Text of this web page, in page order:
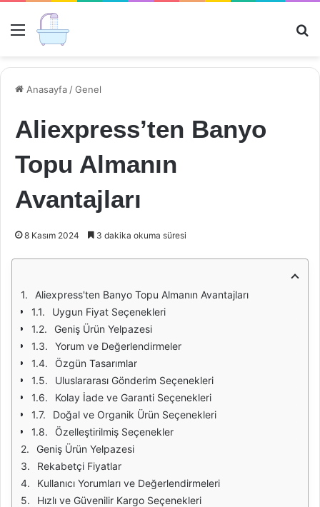
Menü
Anasayfa /Genel
Aliexpress’ten Banyo
Topu Almanın
Avantajları
8 Kasım 2024 3 dakika okuma süresi
Aliexpress'ten Banyo Topu Almanın Avantajları
Uygun Fiyat Seçenekleri
Geniş Ürün Yelpazesi
Yorum ve Değerlendirmeler
Özgün Tasarımlar
Uluslararası Gönderim Seçenekleri
Kolay İade ve Garanti Seçenekleri
Doğal ve Organik Ürün Seçenekleri
Özelleştirilmiş Seçenekler
Geniş Ürün Yelpazesi
Rekabetçi Fiyatlar
Kullanıcı Yorumları ve Değerlendirmeleri
Hızlı ve Güvenilir Kargo Seçenekleri